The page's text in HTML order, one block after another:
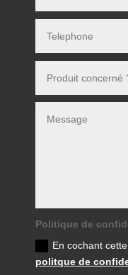
Politique de
En cochant
politque de